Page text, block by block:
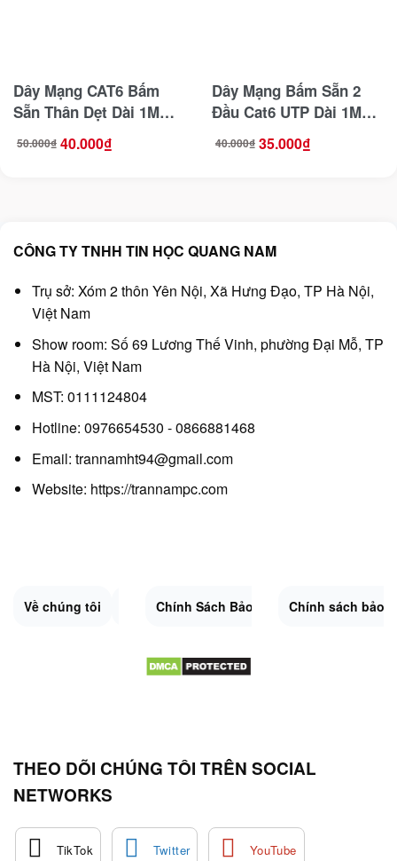
Dây Mạng CAT6 Bấm
Sẵn Thân Dẹt Dài 1M
50.000₫
Giá
gốc 40.000₫
Giá
hiện
Dây Mạng Bấm Sẵn 2
Đầu Cat6 UTP Dài 1M
40.000₫
Giá
gốc 35.000₫
Giá
hiện
CÔNG TY TNHH TIN HỌC QUANG NAM
Trụ sở: Xóm 2 thôn Yên Nội, Xã Hưng Đạo, TP Hà Nội,
Việt Nam
Show room: Số 69 Lương Thế Vinh, phường Đại Mỗ, TP
Hà Nội, Việt Nam
MST: 0111124804
Hotline: 0976654530 - 0866881468
Email: trannamht94@gmail.com
Website: https://trannampc.com
Về chúng tôi Liên Hệ Quy Định Chung Sitemap.XML
Chính Sách Bảo Mật Đổi trả và hoàn
Chính sách bảo
THEO DÕI CHÚNG TÔI TRÊN SOCIAL
NETWORKS